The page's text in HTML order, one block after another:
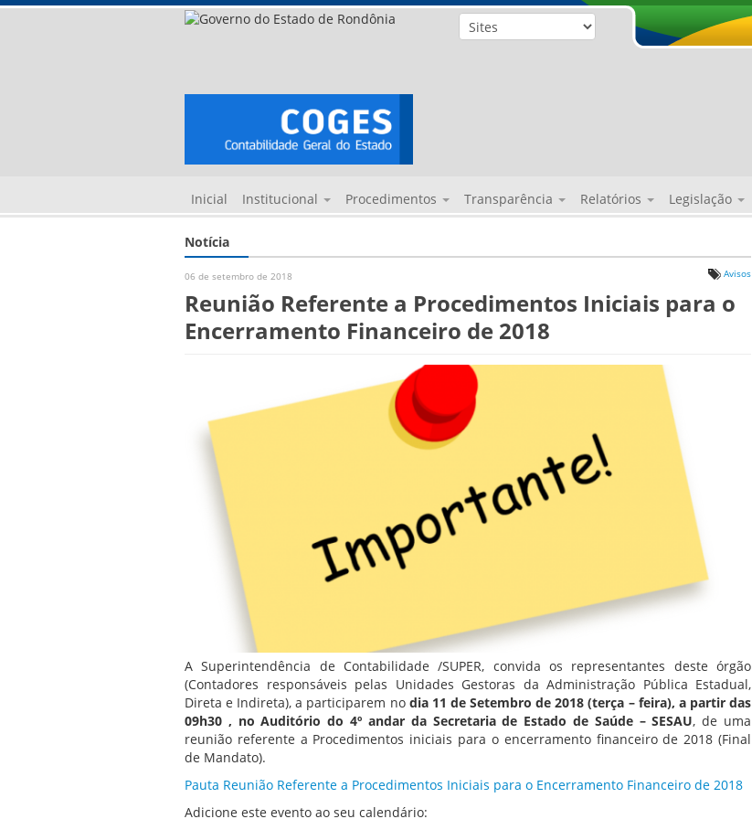
Inicial Institucional Procedimentos Transparência Relatórios Legislação
Notícia
Avisos
06 de setembro de 2018
Reunião Referente a Procedimentos Iniciais para o
Encerramento Financeiro de 2018
A Superintendência de Contabilidade /SUPER, convida os representantes deste órgão
(Contadores responsáveis pelas Unidades Gestoras da Administração Pública Estadual,
Direta e Indireta), a participarem no dia 11 de Setembro de 2018 (terça – feira), a partir das
09h30 , no Auditório do 4º andar da Secretaria de Estado de Saúde – SESAU, de uma
reunião referente a Procedimentos iniciais para o encerramento financeiro de 2018 (Final
de Mandato).
Pauta Reunião Referente a Procedimentos Iniciais para o Encerramento Financeiro de 2018
Adicione este evento ao seu calendário: